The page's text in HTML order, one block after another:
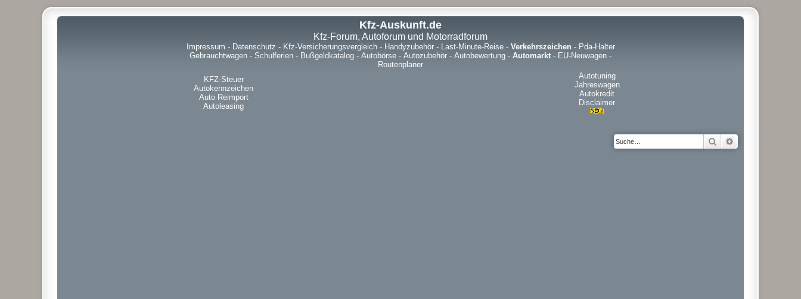
Kfz-Auskunft.de
Kfz-Forum, Autoforum und Motorradforum
Impressum - Datenschutz - Kfz-Versicherungsvergleich- Handyzubehör- Last-Minute-Reise- Verkehrszeichen- Pda-Halter
Gebrauchtwagen - Schulferien - Bußgeldkatalog - Autobörse - Autozubehör - Autobewertung - Automarkt - EU-Neuwagen -
Routenplaner
KFZ-Steuer
Autokennzeichen
Auto Reimport
Autoleasing
Autotuning
Jahreswagen
Autokredit
Disclaimer
Suche